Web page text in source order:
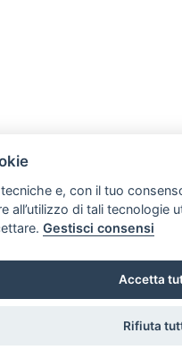
e, con il tuo
all’utilizzo di tali tecnologie
Gestisci consensi
Accetta
Rifiuta